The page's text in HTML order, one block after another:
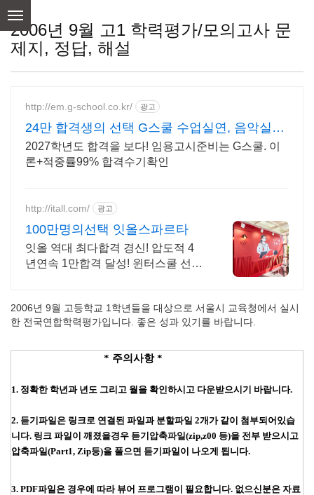
content
2006년 9월 고1 학력평가/모의고사 문
제지, 정답, 해설
http://em.g-school.co.kr/ 광고
24만 합격생의 선택 G스쿨 수업실연, 음악실기
전문학원
2027학년도 합격을 보다! 임용고시준비는 G스쿨. 이
론+적중률99% 합격수기확인
http://itall.com/ 광고
100만명의선택 잇올스파르타
잇올 역대 최다합격 경신! 압도적 4
년연속 1만합격 달성! 윈터스쿨 선착
노하우
2006년 9월 고등학교 1학년들을 대상으로 서울시 교육청에서 실시
한 전국연합학력평가입니다. 좋은 성과 있기를 바랍니다.
* 주의사항 *
1. 정확한 학년과 년도 그리고 월을 확인하시고 다운받으시기 바랍니다.
2. 듣기파일은 링크로 연결된 파일과 분할파일 2개가 같이 첨부되어있습
니다. 링크 파일이 깨졌을경우 듣기압축파일(zip,z00 등)을 전부 받으시고
압축파일(Part1, Zip등)을 풀으면 듣기파일이 나오게 됩니다.
3. PDF파일은 경우에 따라 뷰어 프로그램이 필요합니다. 없으신분은 자료